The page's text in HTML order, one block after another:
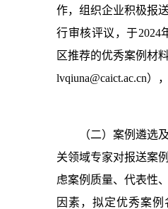
作，组织企业积极报
行审核评议，于2024
区推荐的优秀案例材
lvqiuna@caict.ac.cn）
（二）案例遴选
关领域专家对报送案
虑案例质量、代表性
因素，拟定优秀案